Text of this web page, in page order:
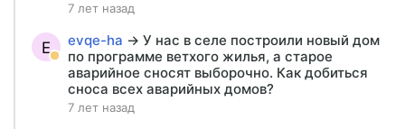
7 лет назад
E evqe-ha → У нас в селе построили новый дом
по программе ветхого жилья, а старое
аварийное сносят выборочно. Как добиться
сноса всех аварийных домов?
7 лет назад